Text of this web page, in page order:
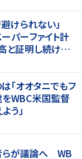
けられない」
パーファイト計
と証明し続けて
「オオタニでもフ
WBC米国監督
う」
らが議論へ WB